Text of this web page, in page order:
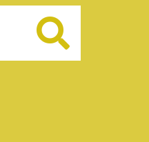
Buscar